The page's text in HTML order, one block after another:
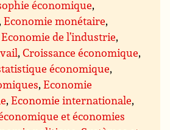
économique,
,Economie monétaire,
Economie de l’industrie,
,Croissance économique,
économique,
,Economie
,Economie internationale,
et économies